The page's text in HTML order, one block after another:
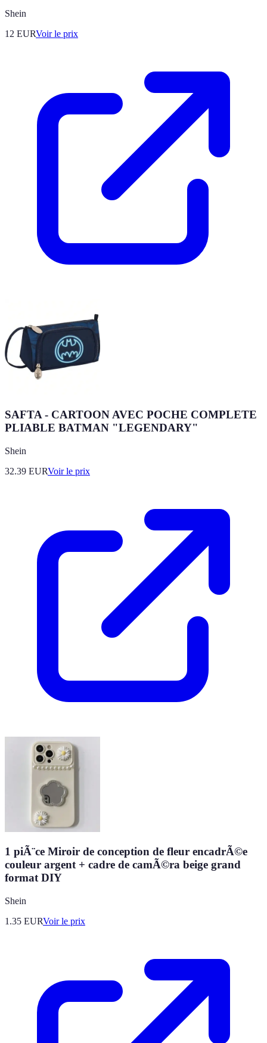
Shein
12 EURVoir le prix
SAFTA - CARTOON AVEC POCHE COMPLETE
PLIABLE BATMAN "LEGENDARY"
Shein
32.39 EURVoir le prix
1 piÃ¨ce Miroir de conception de fleur encadrÃ©e
couleur argent + cadre de camÃ©ra beige grand
format DIY
Shein
1.35 EURVoir le prix